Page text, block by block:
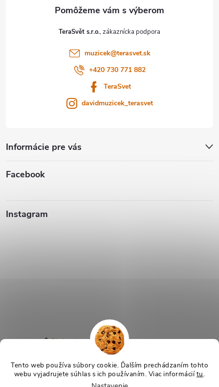
Tento web používa súbory cookie. Ďalším prechádzaním tohto
webu vyjadrujete súhlas s ich používaním. Viac informáciítu.
TeraSvět s.r.o.
muzicek@terasvet.sk
+420 730 771 882
TeraSvet
davidmuzicek_terasvet
Informácie pre vás
Facebook
Instagram
Sledovať na Instagrame
Copyright 2026TeraSvet.sk. Všetky práva vyhradené.